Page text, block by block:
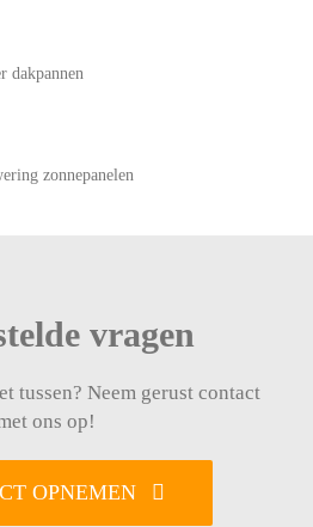
dakpannen
zonnepanelen
vragen
tussen? Neem gerust contact
ons op!
OPNEMEN